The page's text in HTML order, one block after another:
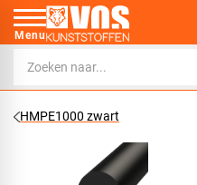
Menu
HMPE1000 zwart